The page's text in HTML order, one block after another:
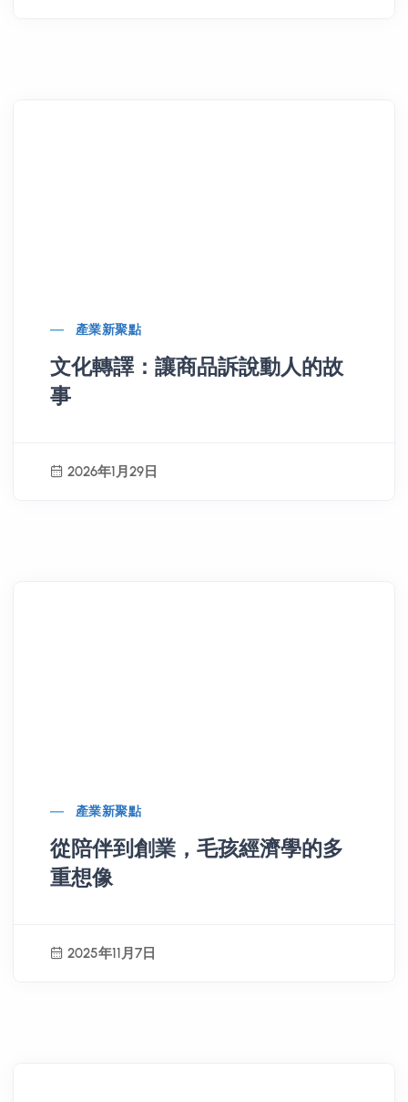
產業新聚點
文化轉譯：讓商品訴說動人的故
事
2026年1月29日
產業新聚點
從陪伴到創業，毛孩經濟學的多
重想像
2025年11月7日